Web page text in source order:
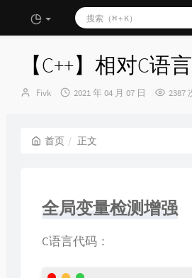
【C++】相对C语
博
Fivk
发
2021 年 04 月 07 日 2387
首页 正文
全局变量检测增强
C语言代码：